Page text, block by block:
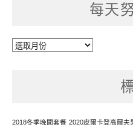
每天
每
2018冬季晚間套餐 2020皮爾卡登高爾夫